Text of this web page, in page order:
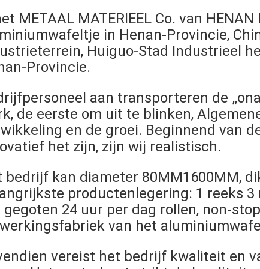
METAAL MATERIEEL Co. van
in Henan-Provincie,
Huiguo-Stad Industrieel
Provincie.
aan transporteren de
de eerste om uit te blinken,
en de groei. Beginnend van
het zijn, zijn wij realistisch.
bedrijf kan diameter 80MM1600MM,
productenlegering: 1 reeks
gegoten 24 uur per dag rollen, non-
van het
vereist het bedrijf kwaliteit en